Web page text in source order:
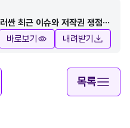
최근 이슈와 저작권 쟁점-
바로보기 내려받기
목록